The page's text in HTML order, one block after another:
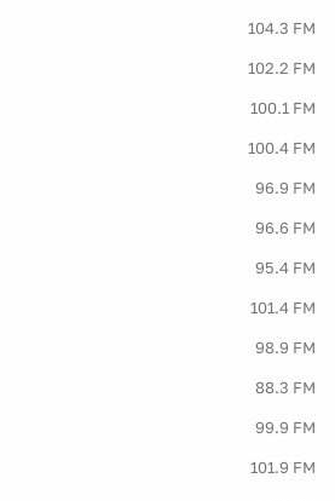
104.3 FM
102.2 FM
100.1 FM
100.4 FM
96.9 FM
96.6 FM
95.4 FM
101.4 FM
98.9 FM
88.3 FM
99.9 FM
101.9 FM